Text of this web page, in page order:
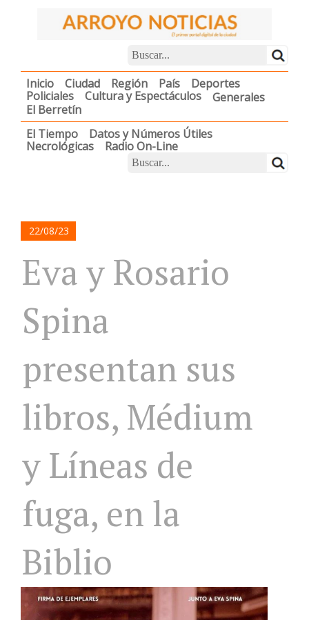
Inicio Ciudad Región País
Deportes
Policiales
Cultura y Espectáculos
Generales
El Berretín
El Tiempo
Datos y Números Útiles
Necrológicas
Radio On-Line
22/08/23
Eva y Rosario
Spina
presentan sus
libros, Médium
y Líneas de
fuga, en la
Biblio